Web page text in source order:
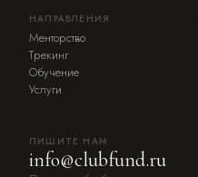
НАПРАВЛЕНИЯ
Менторство
Трекинг
Обучение
Услуги
ПИШИТЕ НАМ
info@clubfund.ru